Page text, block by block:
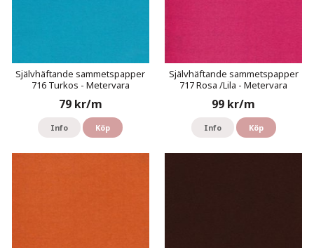
Självhäftande sammetspapper
716 Turkos - Metervara
79 kr/m
Info Köp
Självhäftande sammetspapper
717 Rosa /Lila - Metervara
99 kr/m
Info Köp